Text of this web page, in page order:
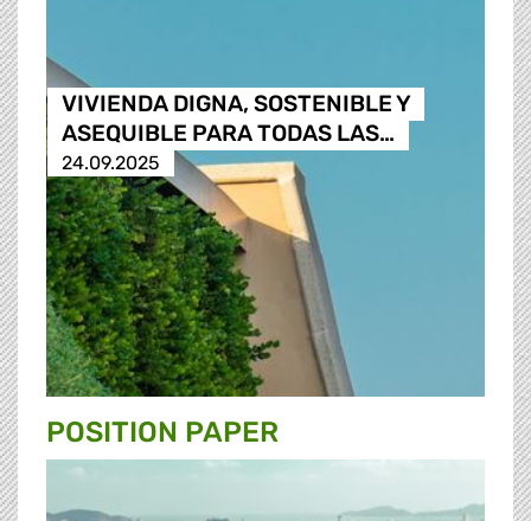
VIVIENDA DIGNA, SOSTENIBLE Y
ASEQUIBLE PARA TODAS LAS…
24.09.2025
POSITION PAPER